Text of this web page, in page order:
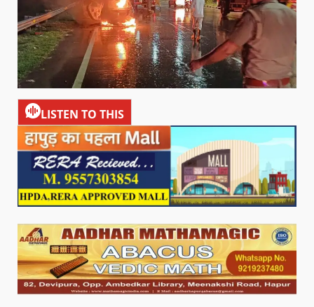
LISTEN TO THIS